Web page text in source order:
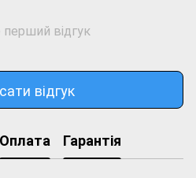
відгук
відгук
Оплата Гарантія